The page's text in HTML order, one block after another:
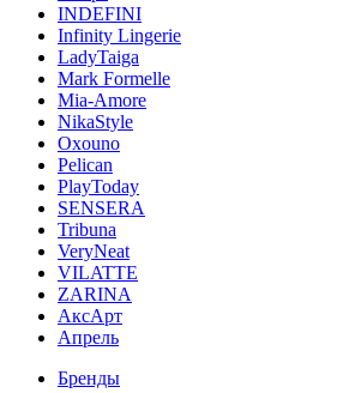
INDEFINI
Infinity Lingerie
LadyTaiga
Mark Formelle
Mia-Amore
NikaStyle
Oxouno
Pelican
PlayToday
SENSERA
Tribuna
VeryNeat
VILATTE
ZARINA
АксАрт
Апрель
Бренды